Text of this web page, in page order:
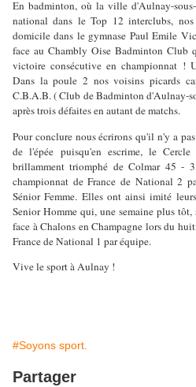
En badminton, où la ville d'Aulnay-
national dans le Top 12 interclubs,
domicile dans le gymnase Paul Emile
face au Chambly Oise Badminton Club
victoire consécutive en championnat !
Dans la poule 2 nos voisins picards
C.B.A.B. ( Club de Badminton d'Aulnay-
après trois défaites en autant de matchs.
Pour conclure nous écrirons qu'il n'y a
de l'épée puisqu'en escrime, le Cercle
brillamment triomphé de Colmar 45 -
championnat de France de National 2
Sénior Femme. Elles ont ainsi imité
Senior Homme qui, une semaine plus
face à Chalons en Champagne lors du
France de National 1 par équipe.
Vive le sport à Aulnay !
#Soyons sport.
Partager